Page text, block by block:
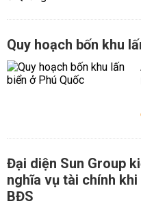
Quy hoạch bốn khu
Đại diện Sun Group
nghĩa vụ tài chính
BĐS